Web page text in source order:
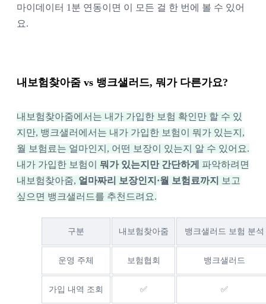
마이데이터 1분 연동이면 이 모든 걸 한 번에 볼 수 있어
요.
내보험찾아줌 vs 뱅크샐러드, 뭐가 다른가요?
내보험찾아줌에서는 내가 가입한 보험 확인만 할 수 있
지만, 뱅크샐러에서는 내가 가입한 보험이 뭐가 있는지,
월 보험료는 얼마인지, 어떤 보장이 있는지 알 수 있어요.
내가 가입한 보험이 뭐가 있는지만 간단하게
파악하려면
내보험찾아줌, 얼마짜리 보장인지·월 보험료까지
보고
싶으면 뱅크샐러드를 추천드려요.
구분 내보험찾아줌 뱅크샐러드 보험 분석
운영 주체 보험협회 뱅크샐러드
가입 내역 조회 ✅ ✅